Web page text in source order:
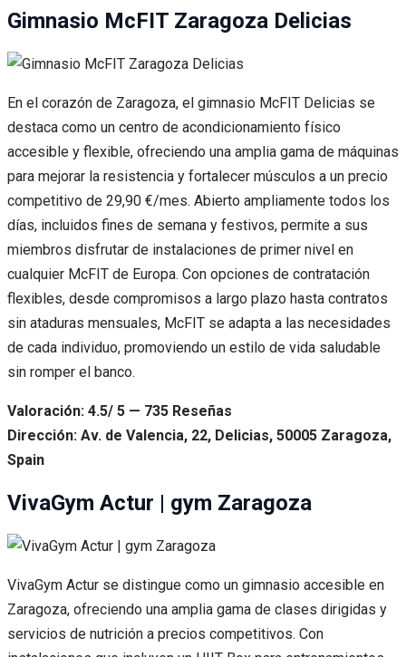
Gimnasio McFIT Zaragoza Delicias
En el corazón de Zaragoza, el gimnasio McFIT Delicias se
destaca como un centro de acondicionamiento físico
accesible y flexible, ofreciendo una amplia gama de máquinas
para mejorar la resistencia y fortalecer músculos a un precio
competitivo de 29,90 €/mes. Abierto ampliamente todos los
días, incluidos fines de semana y festivos, permite a sus
miembros disfrutar de instalaciones de primer nivel en
cualquier McFIT de Europa. Con opciones de contratación
flexibles, desde compromisos a largo plazo hasta contratos
sin ataduras mensuales, McFIT se adapta a las necesidades
de cada individuo, promoviendo un estilo de vida saludable
sin romper el banco.
Valoración: 4.5/ 5 — 735 Reseñas
Dirección: Av. de Valencia, 22, Delicias, 50005 Zaragoza,
Spain
VivaGym Actur | gym Zaragoza
VivaGym Actur se distingue como un gimnasio accesible en
Zaragoza, ofreciendo una amplia gama de clases dirigidas y
servicios de nutrición a precios competitivos. Con